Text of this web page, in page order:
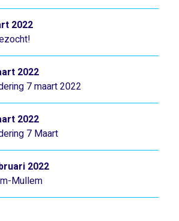
2022
7 maart 2022
2022
7 Maart
2022
Mullem
2022